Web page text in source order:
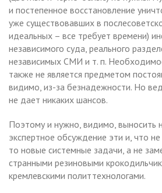
и постепенное восстановление
уже существовавших в
идеальных – все требует времени)
независимого суда, реального
независимых СМИ и т. п.
также не является предметом
видимо, из-за безнадежности. Но
не дает никаких шансов.
Поэтому и нужно, видимо, выносить
экспертное обсуждение эти и, что
то новые системные задачи, а не
странными резиновыми
кремлевскими политтехнологами.